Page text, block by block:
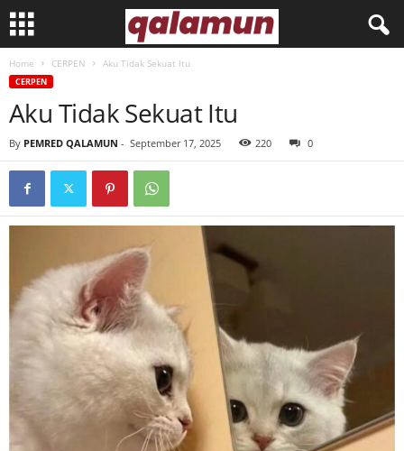
Home CERPEN Aku Tidak Sekuat Itu
CERPEN
Aku Tidak Sekuat Itu
By PEMRED QALAMUN - September 17, 2025 220 0